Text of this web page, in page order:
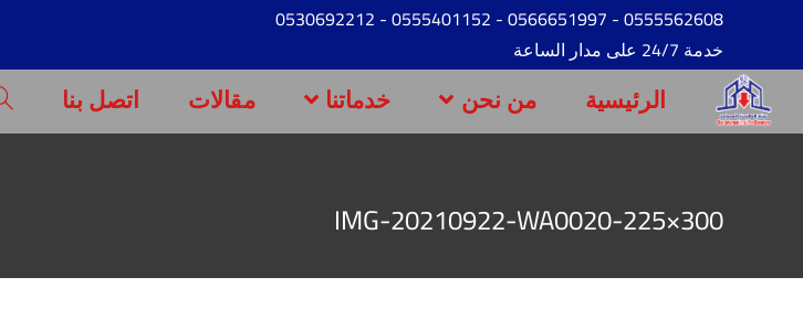
0555562608
- 0566651997
- 0555401152
- 0530692212
خدمة 24/7 على مدار الساعة
الرئيسية من نحن خدماتنا مقالات اتصل بنا
IMG-20210922-WA0020-225×300